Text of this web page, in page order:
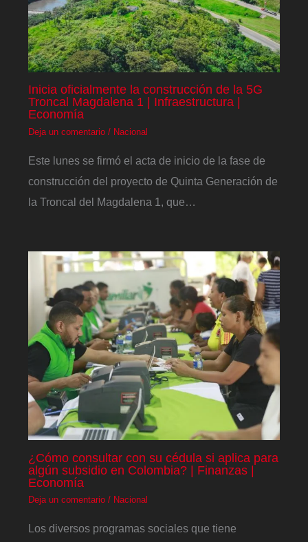
Inicia oficialmente la construcción de la 5G
Troncal Magdalena 1 | Infraestructura |
Economía
Deja un comentario / Nacional
Este lunes se firmó el acta de inicio de la fase de
construcción del proyecto de Quinta Generación de
la Troncal del Magdalena 1, que…
¿Cómo consultar con su cédula si aplica para
algún subsidio en Colombia? | Finanzas |
Economía
Deja un comentario / Nacional
Los diversos programas sociales que tiene